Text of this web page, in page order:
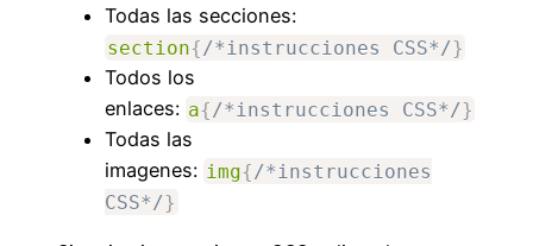
Todas las secciones:
section{ /*instrucciones CSS*/}
Todos los
enlaces: a{ /*instrucciones CSS*/}
Todas las
imagenes: img{ /*instrucciones
CSS*/}